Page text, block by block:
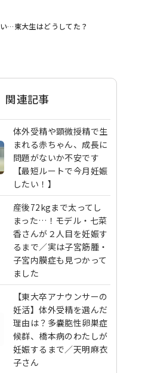
…東大生はどうしてた？
関連記事
体外受精や顕微授精で生
まれる赤ちゃん、成長に
問題がないか不安です
【最短ルートで今月妊娠
したい！】
産後72kgまで太ってし
まった…！モデル・七菜
香さんが２人目を妊娠す
るまで／実は子宮筋腫・
子宮内膜症も見つかって
ました
【東大卒アナウンサーの
妊活】体外受精を選んだ
理由は？多嚢胞性卵巣症
候群、橋本病のわたしが
妊娠するまで／天明麻衣
子さん